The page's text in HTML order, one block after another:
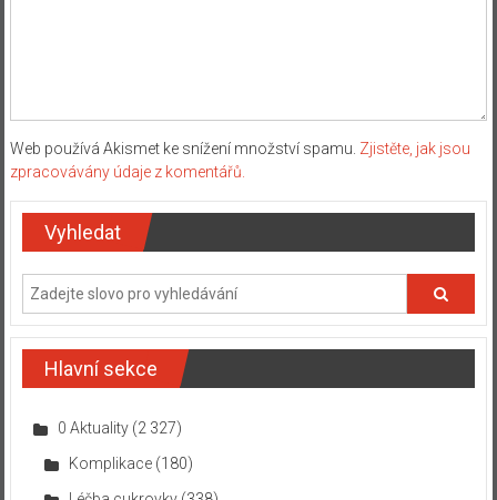
Web používá Akismet ke snížení množství spamu. Zjistěte, jak jsou
zpracovávány údaje z komentářů.
Vyhledat
Hlavní sekce
0 Aktuality(2 327)
Komplikace(180)